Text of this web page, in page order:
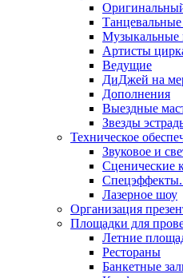
Музыкальные
Артисты
Ведущие
ДиДжей на
Дополнения
Выездные
Звезды
Техническое
Звуковое и
Сценические
Лазерное шоу
Организация
Площадки для
Летние
Рестораны
Банкетные